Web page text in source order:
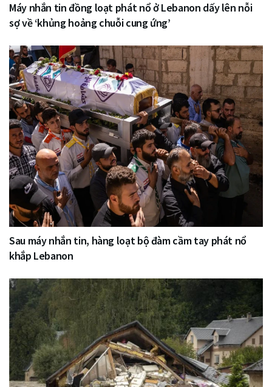
Máy nhắn tin đồng loạt phát nổ ở Lebanon dấy lên nỗi
sợ về ‘khủng hoảng chuỗi cung ứng’
Sau máy nhắn tin, hàng loạt bộ đàm cầm tay phát nổ
khắp Lebanon